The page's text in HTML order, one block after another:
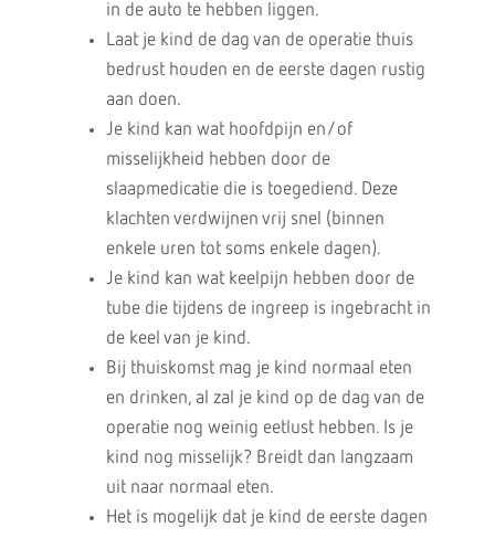
in de auto te hebben liggen.
Laat je kind de dag van de operatie thuis
bedrust houden en de eerste dagen rustig
aan doen.
Je kind kan wat hoofdpijn en/of
misselijkheid hebben door de
slaapmedicatie die is toegediend. Deze
klachten verdwijnen vrij snel (binnen
enkele uren tot soms enkele dagen).
Je kind kan wat keelpijn hebben door de
tube die tijdens de ingreep is ingebracht in
de keel van je kind.
Bij thuiskomst mag je kind normaal eten
en drinken, al zal je kind op de dag van de
operatie nog weinig eetlust hebben. Is je
kind nog misselijk? Breidt dan langzaam
uit naar normaal eten.
Het is mogelijk dat je kind de eerste dagen